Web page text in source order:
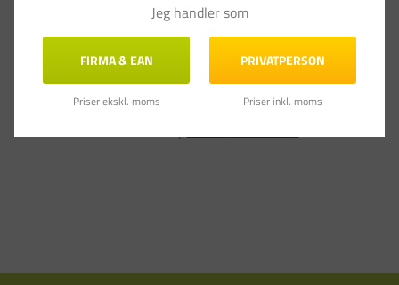
Jeg handler som
FIRMA & EAN
Priser ekskl. moms
PRIVATPERSON
Priser inkl. moms